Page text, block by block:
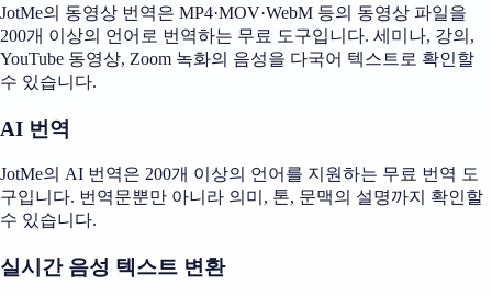
JotMe의 동영상 번역은 MP4·MOV·WebM 등의 동영상 파일을
200개 이상의 언어로 번역하는 무료 도구입니다. 세미나, 강의,
YouTube 동영상, Zoom 녹화의 음성을 다국어 텍스트로 확인할
수 있습니다.
AI 번역
JotMe의 AI 번역은 200개 이상의 언어를 지원하는 무료 번역 도
구입니다. 번역문뿐만 아니라 의미, 톤, 문맥의 설명까지 확인할
수 있습니다.
실시간 음성 텍스트 변환